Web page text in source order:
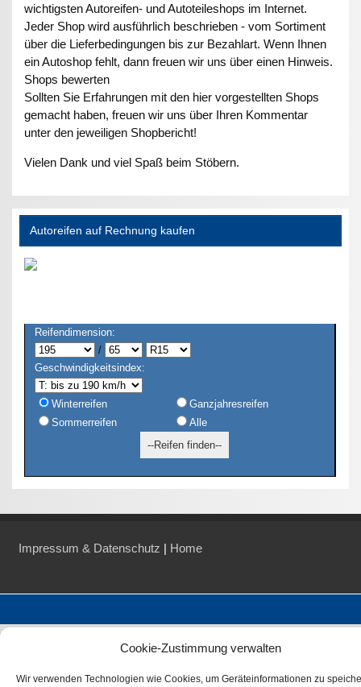
Cookie-Zustimmung verwalten
Wir verwenden Technologien wie Cookies, um Geräteinformationen zu
wichtigsten Autoreifen- und Autoteileshops im Internet.
Jeder Shop wird ausführlich beschrieben - vom Sortiment
über die Lieferbedingungen bis zur Bezahlart. Wenn Ihnen
ein Autoshop fehlt, dann freuen wir uns über einen Hinweis.
Shops bewerten
Sollten Sie Erfahrungen mit den hier vorgestellten Shops
gemacht haben, freuen wir uns über Ihren Kommentar
unter den jeweiligen Shopbericht!
Vielen Dank und viel Spaß beim Stöbern.
Autoreifen auf Rechnung kaufen
Reifendimension:
/
Geschwindigkeitsindex:
Winterreifen
Ganzjahresreifen
Sommerreifen
Alle
Impressum & Datenschutz | Home